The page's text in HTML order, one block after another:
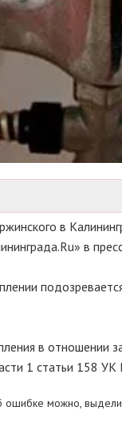
в
в
в
1 статьи 158
ошибке можно,